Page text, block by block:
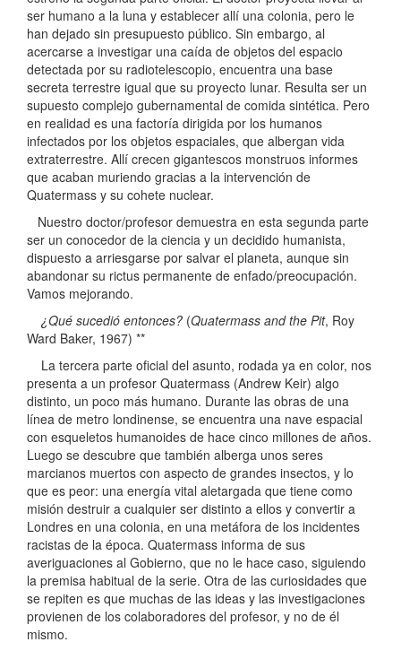
ser humano a la luna y establecer allí una colonia, pero le
han dejado sin presupuesto público. Sin embargo, al
acercarse a investigar una caída de objetos del espacio
detectada por su radiotelescopio, encuentra una base
secreta terrestre igual que su proyecto lunar. Resulta ser un
supuesto complejo gubernamental de comida sintética. Pero
en realidad es una factoría dirigida por los humanos
infectados por los objetos espaciales, que albergan vida
extraterrestre. Allí crecen gigantescos monstruos informes
que acaban muriendo gracias a la intervención de
Quatermass y su cohete nuclear.
Nuestro doctor/profesor demuestra en esta segunda parte
ser un conocedor de la ciencia y un decidido humanista,
dispuesto a arriesgarse por salvar el planeta, aunque sin
abandonar su rictus permanente de enfado/preocupación.
Vamos mejorando.
¿Qué sucedió entonces? (Quatermass and the Pit, Roy
Ward Baker, 1967) **
La tercera parte oficial del asunto, rodada ya en color, nos
presenta a un profesor Quatermass (Andrew Keir) algo
distinto, un poco más humano. Durante las obras de una
línea de metro londinense, se encuentra una nave espacial
con esqueletos humanoides de hace cinco millones de años.
Luego se descubre que también alberga unos seres
marcianos muertos con aspecto de grandes insectos, y lo
que es peor: una energía vital aletargada que tiene como
misión destruir a cualquier ser distinto a ellos y convertir a
Londres en una colonia, en una metáfora de los incidentes
racistas de la época. Quatermass informa de sus
averiguaciones al Gobierno, que no le hace caso, siguiendo
la premisa habitual de la serie. Otra de las curiosidades que
se repiten es que muchas de las ideas y las investigaciones
provienen de los colaboradores del profesor, y no de él
mismo.